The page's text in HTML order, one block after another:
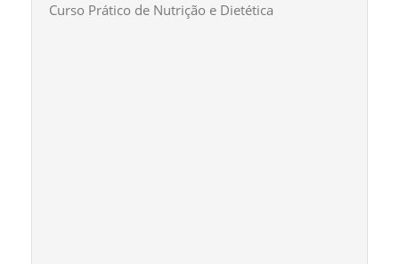
Curso Prático de Nutrição e Dietética